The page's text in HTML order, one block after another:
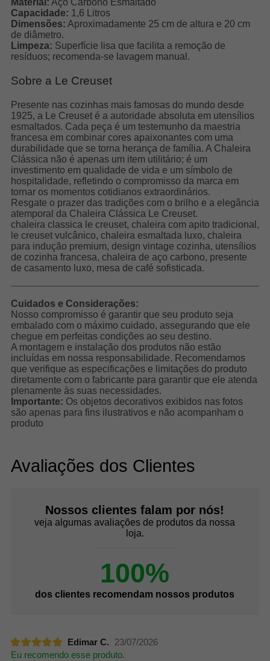
Material: Aço Carbono Esmaltado
Capacidade: 1,6 Litros
Dimensões: Aproximadamente 25 cm de altura e 20 cm
de diâmetro.
Limpeza: Superfície lisa que facilita a remoção de
resíduos; recomenda-se lavagem manual.
Sobre a Le Creuset
Presente nas cozinhas mais famosas do mundo desde
1925, a Le Creuset é a autoridade absoluta em utensílios
esmaltados. Cada peça é um testemunho da maestria
francesa em combinar cores apaixonantes com uma
durabilidade que se torna herança de família. A Chaleira
Clássica não é apenas um item utilitário; é um
investimento em qualidade de vida e um símbolo de
hospitalidade, refletindo o compromisso da marca em
tornar os momentos cotidianos extraordinários.
Resgate o prazer das tradições com o brilho e a elegância
atemporal da Chaleira Clássica Le Creuset.
chaleira classica le creuset, chaleira com apito tradicional,
le creuset vulcânico, chaleira esmaltada luxo, chaleira
para indução premium, design vintage cozinha, utensílios
de cozinha francesa, chaleira de aço carbono, presente
de casamento luxo, mesa de café sofisticada.
Cuidados e Considerações:
Nosso compromisso é garantir que seu produto seja
embalado com o máximo cuidado, assegurando que ele
chegue em perfeitas condições ao seu destino.
A montagem e instalação dos produtos não estão
incluídas em nossa responsabilidade. Recomendamos
que verifique as especificações e limitações do produto
diretamente com o fabricante para garantir que ele atenda
plenamente às suas necessidades.
Importante: Os objetos decorativos exibidos nas fotos
são apenas para fins ilustrativos e não acompanham o
produto
Avaliações dos Clientes
Nossos clientes falam por nós!
veja algumas avaliações de produtos da nossa
loja.
100%
dos clientes recomendam nossos produtos
Edimar C.
23/07/2026
Eu recomendo esse produto.